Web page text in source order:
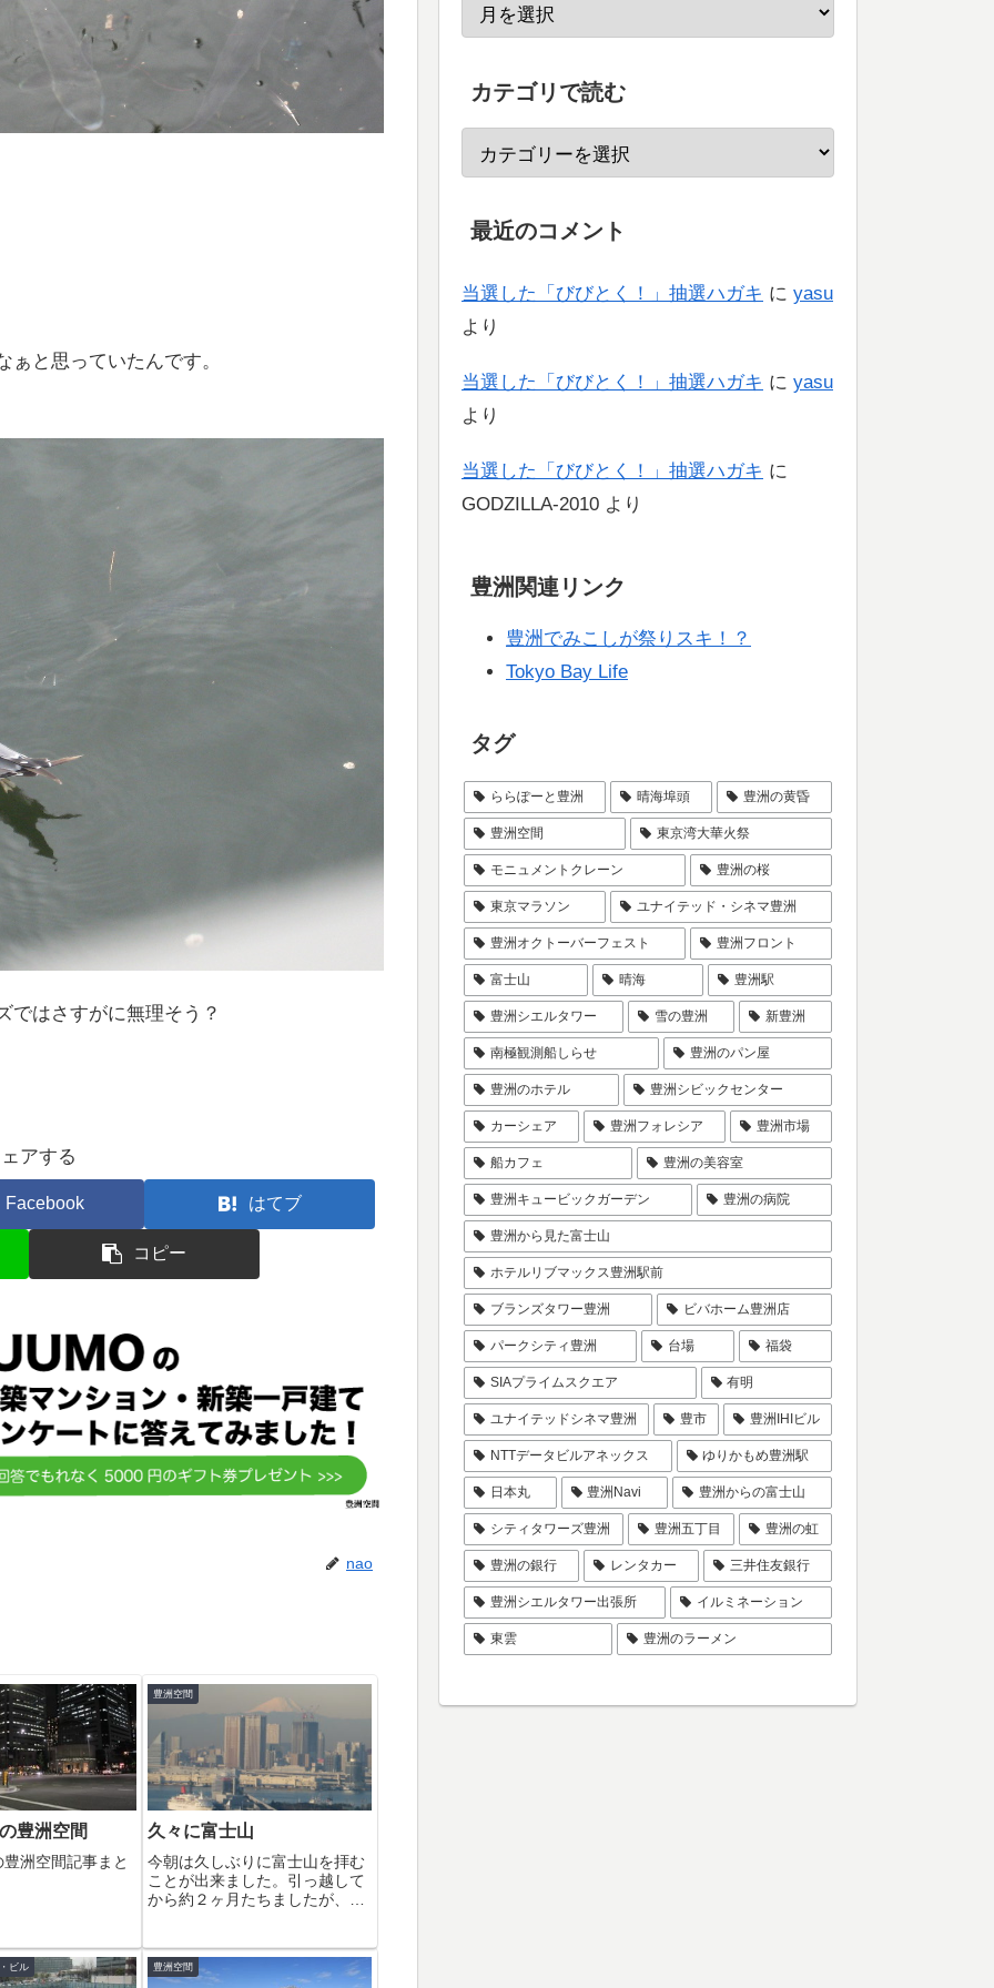
と思っていたんです。
ではさすがに無理そう？
アする
Facebook はてブ
コピー
nao
豊洲空間
洲空間記事まと
豊洲空間
久々に富士山
今朝は久しぶりに富士山を拝む
ことが出来ました。引っ越して
から約２ヶ月たちましたが、く
日の富士山もかなり霞がかかっ
てます。なかなかはっきりと姿
ビル 豊洲空間
カテゴリで読む
最近のコメント
当選した「びびとく！」抽選ハガキ に yasu
より
当選した「びびとく！」抽選ハガキ に yasu
より
当選した「びびとく！」抽選ハガキ に
GODZILLA-2010 より
豊洲関連リンク
豊洲でみこしが祭りスキ！？
Tokyo Bay Life
タグ
ららぽーと豊洲 晴海埠頭 豊洲の黄昏
豊洲空間 東京湾大華火祭
モニュメントクレーン 豊洲の桜
東京マラソン ユナイテッド・シネマ豊洲
豊洲オクトーバーフェスト 豊洲フロント
富士山 晴海 豊洲駅
豊洲シエルタワー 雪の豊洲 新豊洲
南極観測船しらせ 豊洲のパン屋
豊洲のホテル 豊洲シビックセンター
カーシェア 豊洲フォレシア 豊洲市場
船カフェ 豊洲の美容室
豊洲キュービックガーデン 豊洲の病院
豊洲から見た富士山
ホテルリブマックス豊洲駅前
ブランズタワー豊洲 ビバホーム豊洲店
パークシティ豊洲 台場 福袋
SIAプライムスクエア 有明
ユナイテッドシネマ豊洲 豊市 豊洲IHIビル
NTTデータビルアネックス ゆりかもめ豊洲駅
日本丸 豊洲Navi 豊洲からの富士山
シティタワーズ豊洲 豊洲五丁目 豊洲の虹
豊洲の銀行 レンタカー 三井住友銀行
豊洲シエルタワー出張所 イルミネーション
東雲 豊洲のラーメン